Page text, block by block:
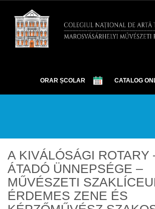
ORAR ȘCOLAR CATALOG
A KIVÁLÓSÁGI ROTARY
ÁTADÓ ÜNNEPSÉGE –
MŰVÉSZETI
ÉRDEMES ZENE ÉS